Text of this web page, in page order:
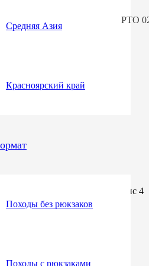
Средняя Азия
Красноярский край
Походы без рюкзаков
Походы с рюкзаками
РТО
Рабочий, 199 корпус 1 офис 4